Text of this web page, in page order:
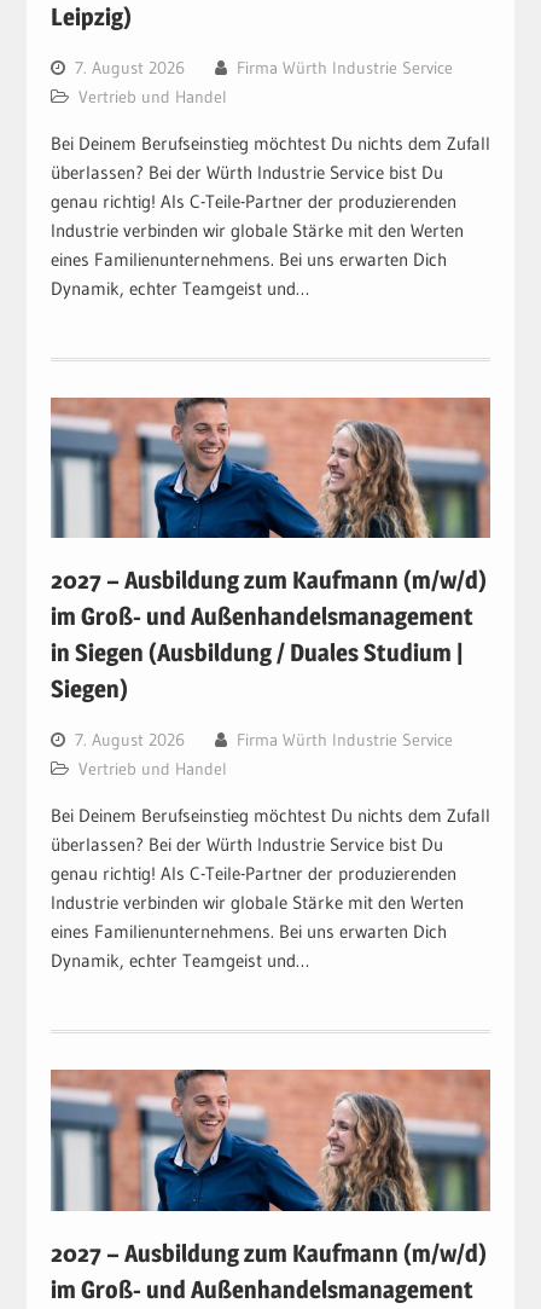
Leipzig)
7. August 2026
Firma Würth Industrie Service
Vertrieb und Handel
Bei Deinem Berufseinstieg möchtest Du nichts dem Zufall
überlassen? Bei der Würth Industrie Service bist Du
genau richtig! Als C-Teile-Partner der produzierenden
Industrie verbinden wir globale Stärke mit den Werten
eines Familienunternehmens. Bei uns erwarten Dich
Dynamik, echter Teamgeist und…
2027 – Ausbildung zum Kaufmann (m/w/d)
im Groß- und Außenhandelsmanagement
in Siegen (Ausbildung / Duales Studium |
Siegen)
7. August 2026
Firma Würth Industrie Service
Vertrieb und Handel
Bei Deinem Berufseinstieg möchtest Du nichts dem Zufall
überlassen? Bei der Würth Industrie Service bist Du
genau richtig! Als C-Teile-Partner der produzierenden
Industrie verbinden wir globale Stärke mit den Werten
eines Familienunternehmens. Bei uns erwarten Dich
Dynamik, echter Teamgeist und…
2027 – Ausbildung zum Kaufmann (m/w/d)
im Groß- und Außenhandelsmanagement